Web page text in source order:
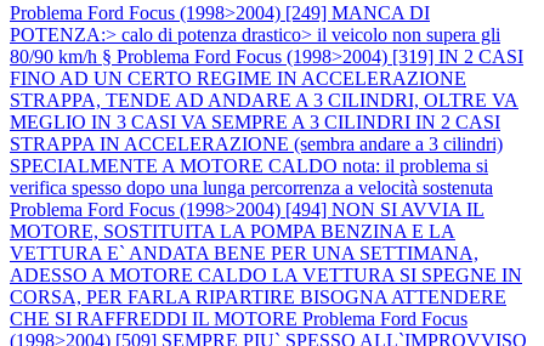
Problema Ford Focus (1998>2004) [249] MANCA DI
POTENZA:> calo di potenza drastico> il veicolo non supera gli
80/90 km/h § Problema Ford Focus (1998>2004) [319] IN 2 CASI
FINO AD UN CERTO REGIME IN ACCELERAZIONE
STRAPPA, TENDE AD ANDARE A 3 CILINDRI, OLTRE VA
MEGLIO IN 3 CASI VA SEMPRE A 3 CILINDRI IN 2 CASI
STRAPPA IN ACCELERAZIONE (sembra andare a 3 cilindri)
SPECIALMENTE A MOTORE CALDO nota: il problema si
verifica spesso dopo una lunga percorrenza a velocità sostenuta
Problema Ford Focus (1998>2004) [494] NON SI AVVIA IL
MOTORE, SOSTITUITA LA POMPA BENZINA E LA
VETTURA E` ANDATA BENE PER UNA SETTIMANA,
ADESSO A MOTORE CALDO LA VETTURA SI SPEGNE IN
CORSA, PER FARLA RIPARTIRE BISOGNA ATTENDERE
CHE SI RAFFREDDI IL MOTORE Problema Ford Focus
(1998>2004) [509] SEMPRE PIU` SPESSO ALL`IMPROVVISO